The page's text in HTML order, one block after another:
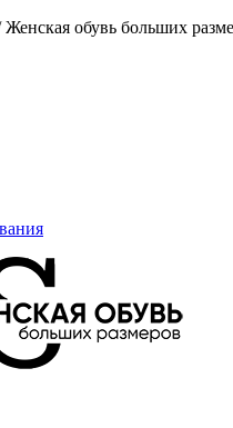
обувь больших